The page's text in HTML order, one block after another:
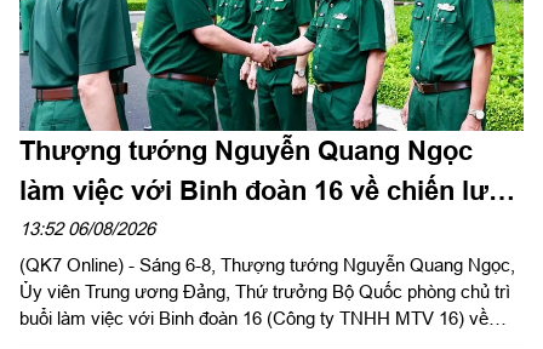
Thượng tướng Nguyễn Quang Ngọc
làm việc với Binh đoàn 16 về chiến lược
phát triển giai đoạn 2026-2030
13:52 06/08/2026
(QK7 Online) - Sáng 6-8, Thượng tướng Nguyễn Quang Ngọc,
Ủy viên Trung ương Đảng, Thứ trưởng Bộ Quốc phòng chủ trì
buổi làm việc với Binh đoàn 16 (Công ty TNHH MTV 16) về